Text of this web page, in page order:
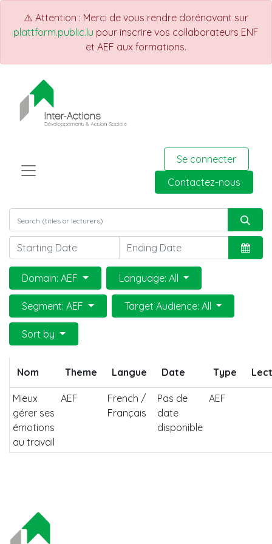
⚠️ Attention : Merci de vous rendre dorénavant sur
plattform.public.lu pour inscrire vos collaborateurs ENF
et AEF aux formations.
Se connecter
Contactez-nous
Domain: AEF Language: All
Segment: AEF Target Audience: All
Sort by
Nom Theme Langue Date Type
Mieux
gérer ses
émotions
au travail
AEF
French /
Français
Pas de
date
disponible
AEF